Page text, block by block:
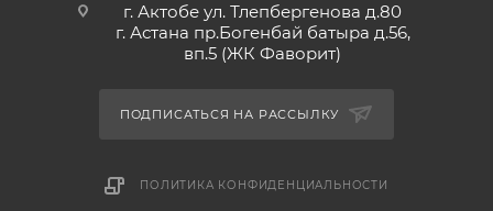
г. Актобе ул. Тлепбергенова д.80
г. Астана пр.Богенбай батыра д.56,
вп.5 (ЖК Фаворит)
ПОДПИСАТЬСЯ НА РАССЫЛКУ
ПОЛИТИКА КОНФИДЕНЦИАЛЬНОСТИ